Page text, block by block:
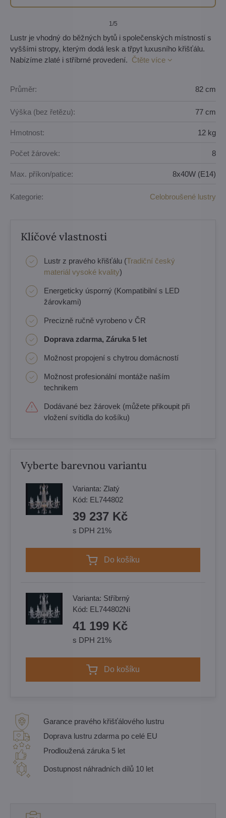
1/5
Lustr je vhodný do běžných bytů i společenských místností s
vyššími stropy, kterým dodá lesk a třpyt luxusního křišťálu.
Nabízíme zlaté i stříbrné provedení. Čtěte více
Průměr: 82 cm
Výška (bez řetězu): 77 cm
Hmotnost: 12 kg
Počet žárovek: 8
Max. příkon/patice: 8x40W (E14)
Kategorie: Celobroušené lustry
Klíčové vlastnosti
Lustr z pravého křišťálu (Tradiční český
materiál vysoké kvality)
Energeticky úsporný (Kompatibilní s LED
žárovkami)
Precizně ručně vyrobeno v ČR
Doprava zdarma, Záruka 5 let
Možnost propojení s chytrou domácností
Možnost profesionální montáže naším
technikem
Dodávané bez žárovek (můžete přikoupit při
vložení svítidla do košíku)
Vyberte barevnou variantu
Varianta: Zlatý
Kód: EL744802
39 237 Kč
s DPH 21%
Do košíku
Varianta: Stříbrný
Kód: EL744802Ni
41 199 Kč
s DPH 21%
Do košíku
Garance pravého křišťálového lustru
Doprava lustru zdarma po celé EU
Prodloužená záruka 5 let
Dostupnost náhradních dílů 10 let